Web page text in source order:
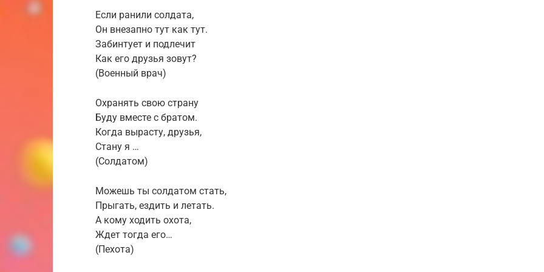
Если ранили солдата,
Он внезапно тут как тут.
Забинтует и подлечит
Как его друзья зовут?
(Военный врач)
Охранять свою страну
Буду вместе с братом.
Когда вырасту, друзья,
Стану я …
(Солдатом)
Можешь ты солдатом стать,
Прыгать, ездить и летать.
А кому ходить охота,
Ждет тогда его…
(Пехота)